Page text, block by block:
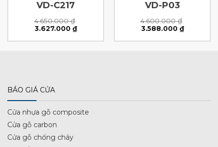
VD-C217
4.650.000₫
Giá
là:
3.627.000 ₫Giá
tại
VD-P03
4.600.000₫
Giá
là:
3.588.000 ₫Giá
tại
BÁO GIÁ CỬA
Cửa nhựa gỗ composite
Cửa gỗ carbon
Cửa gỗ chống cháy